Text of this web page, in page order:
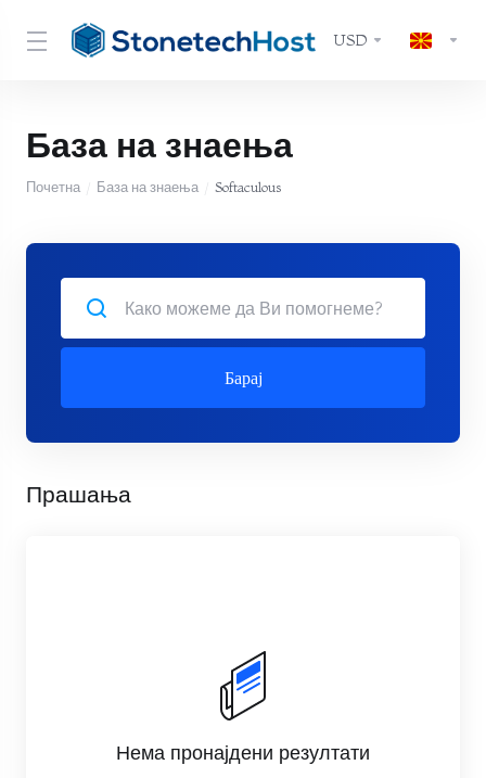
USD
База на знаења
Почетна База на знаења Softaculous
Барај
Прашања
Нема пронајдени резултати